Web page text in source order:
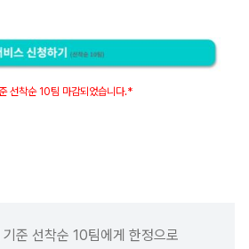
선착순 10팀 마감되었습니다.*
준 선착순 10팀에게 한정으로